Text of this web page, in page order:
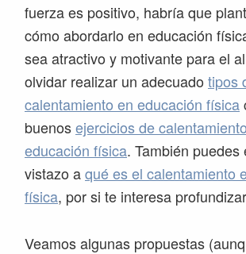
fuerza es positivo, habría que
cómo abordarlo en educación
sea atractivo y motivante para el
olvidar realizar un adecuado tipos
calentamiento en educación física
buenosejercicios de
educación física. También puedes
vistazo aqué es el calentamiento
física, por si te interesa
Veamos algunas propuestas